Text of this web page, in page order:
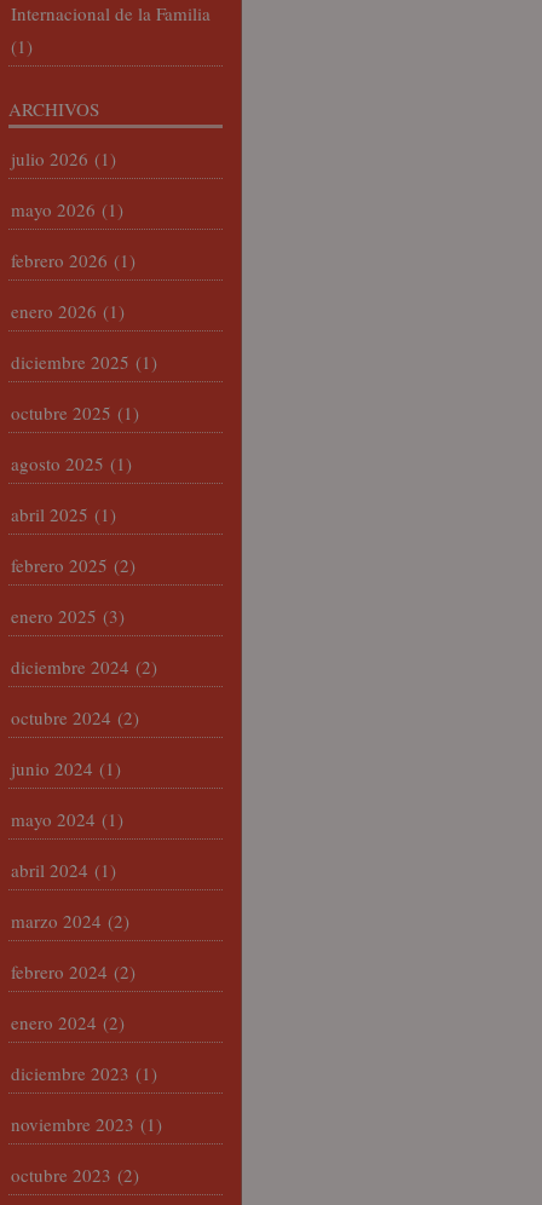
Internacional de la Familia
(1)
ARCHIVOS
julio 2026 (1)
mayo 2026 (1)
febrero 2026 (1)
enero 2026 (1)
diciembre 2025 (1)
octubre 2025 (1)
agosto 2025 (1)
abril 2025 (1)
febrero 2025 (2)
enero 2025 (3)
diciembre 2024 (2)
octubre 2024 (2)
junio 2024 (1)
mayo 2024 (1)
abril 2024 (1)
marzo 2024 (2)
febrero 2024 (2)
enero 2024 (2)
diciembre 2023 (1)
noviembre 2023 (1)
octubre 2023 (2)